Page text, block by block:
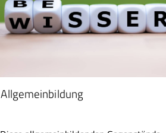
Allgemeinbildung